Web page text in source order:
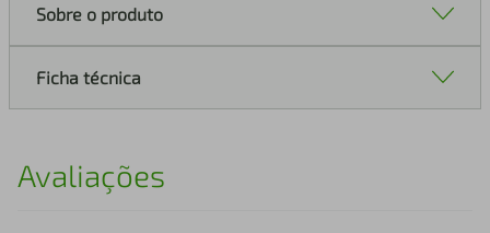
Sobre o produto
Ficha técnica
Avaliações